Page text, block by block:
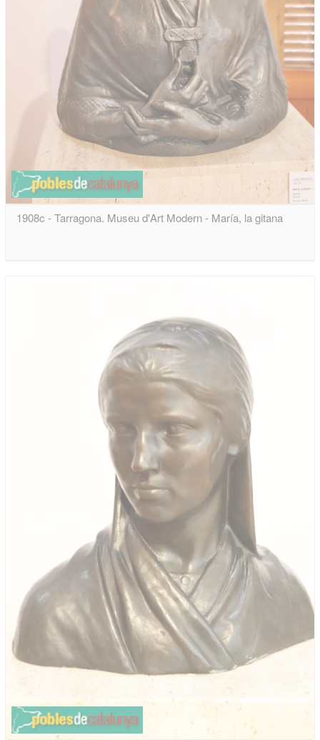
1908c - Tarragona. Museu d'Art Modern - María, la gitana